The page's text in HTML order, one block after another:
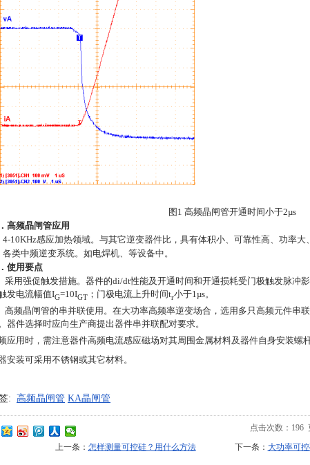
图 1 高频晶闸管开通时间小于2µs
高频晶闸管应用
4-10KHz感应加热领域。与其它逆变器件比，具有体积小、可靠性高、功率大
各类中频逆变系统。如电焊机、等设备中。
使用要点
采用强促触发措施。器件的di/dt性能及开通时间和开通损耗受门极触发脉冲
发电流幅值IG=10IGT ；门极电流上升时间tr小于1µs。
高频晶闸管的串并联使用。在大功率高频率逆变场合，选用多只高频元件串
器件选择时应向生产商提出器件串并联配对要求。
应用时，需注意器件高频电流感应磁场对其周围金属材料及器件自身安装螺
安装可采用不锈钢或其它材料。
: 高频晶闸管 KA晶闸管
点击次数： 196
上一条： 怎样测量可控硅？用什么方法 下一条： 大功率可